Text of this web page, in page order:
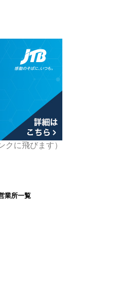
クに飛びます）
業所一覧